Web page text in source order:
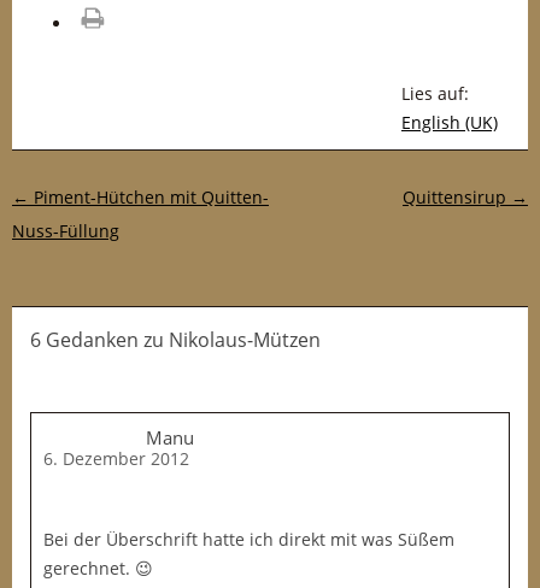
Lies auf:
English (UK)
Post-Navigation
← Piment-Hütchen mit Quitten-
Nuss-Füllung
Quittensirup →
6 Gedanken zu Nikolaus-Mützen
Manu
6. Dezember 2012
Bei der Überschrift hatte ich direkt mit was Süßem
gerechnet. 😉